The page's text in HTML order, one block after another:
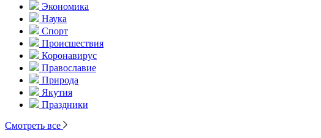
Экономика
Наука
Спорт
Происшествия
Коронавирус
Православие
Природа
Якутия
Праздники
Смотреть все